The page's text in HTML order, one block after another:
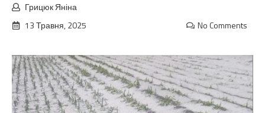
Грицюк Яніна
13 Травня, 2025
No Comments